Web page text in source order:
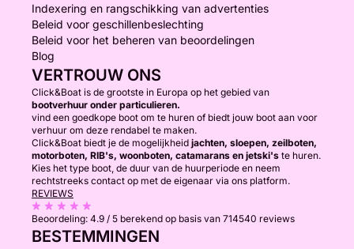
Indexering en rangschikking van advertenties
Beleid voor geschillenbeslechting
Beleid voor het beheren van beoordelingen
Blog
VERTROUW ONS
Click&Boat is de grootste in Europa op het gebied van
bootverhuur onder particulieren.
vind een goedkope boot om te huren of biedt jouw boot aan voor
verhuur om deze rendabel te maken.
Click&Boat biedt je de mogelijkheid jachten, sloepen, zeilboten,
motorboten, RIB's, woonboten, catamarans en jetski's te huren.
Kies het type boot, de duur van de huurperiode en neem
rechtstreeks contact op met de eigenaar via ons platform.
REVIEWS
Beoordeling: 4.9 / 5 berekend op basis van 714540 reviews
BESTEMMINGEN